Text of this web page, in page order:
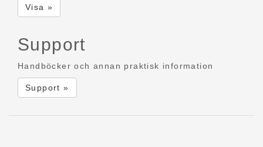
Visa »
Support
Handböcker och annan praktisk information
Support »